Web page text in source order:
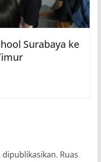
Surabaya ke
Ruas